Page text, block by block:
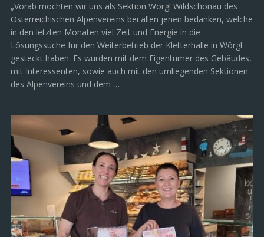
„Vorab möchten wir uns als Sektion Wörgl Wildschönau des
Österreichischen Alpenvereins bei allen jenen bedanken, welche
in den letzten Monaten viel Zeit und Energie in die
Lösungssuche für den Weiterbetrieb der Kletterhalle in Wörgl
gesteckt haben. Es wurden mit dem Eigentümer des Gebäudes,
mit Interessenten, sowie auch mit den umliegenden Sektionen
des Alpenvereins und dem …